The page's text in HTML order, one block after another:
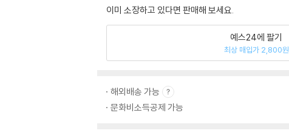
이미 소장하고 있다면 판매해 보세요.
예스24에 팔기
최상 매입가 2,800원
해외배송 가능
문화비소득공제 가능